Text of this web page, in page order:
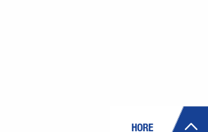
HORE